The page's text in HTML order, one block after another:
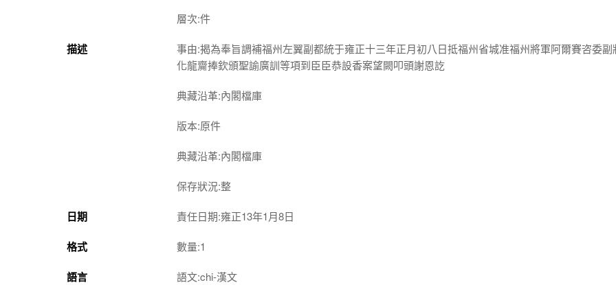
層次:件
描述
事由:揭為奉旨調補福州左翼副都統于雍正十三年正月初八日抵福州省城准福州將軍阿爾賽咨委副
化龍齎捧欽頒聖諭廣訓等項到臣臣恭設香案望闕叩頭謝恩訖
典藏沿革:內閣檔庫
版本:原件
典藏沿革:內閣檔庫
保存狀況:整
日期 責任日期:雍正13年1月8日
格式 數量:1
語言 語文:chi-漢文